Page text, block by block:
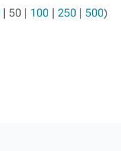
| 50 | 100 | 250 | 500)